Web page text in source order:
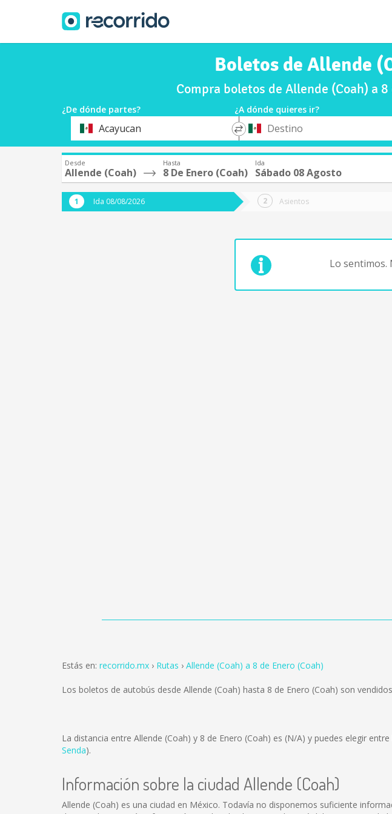
Boletos de Allende
Compra boletos de Allende (Coah) a
¿De dónde partes? ¿A dónde quieres ir?
OrigenAcayucan
*
Destino
Desde
Allende (Coah)
Hasta
8 De Enero (Coah)
Ida
Sábado 08 Agosto
Ida 08/08/2026 Asientos
Lo sentimos.
Estás en: recorrido.mx Rutas Allende (Coah) a 8 de Enero (Coah)
Los boletos de autobús desde Allende (Coah) hasta 8 de Enero (Coah) son
La distancia entre Allende (Coah) y 8 de Enero (Coah) es (N/A) y puedes elegir
Senda).
Información sobre la ciudad Allende (Coah)
Allende (Coah) es una ciudad en México. Todavía no disponemos suficiente